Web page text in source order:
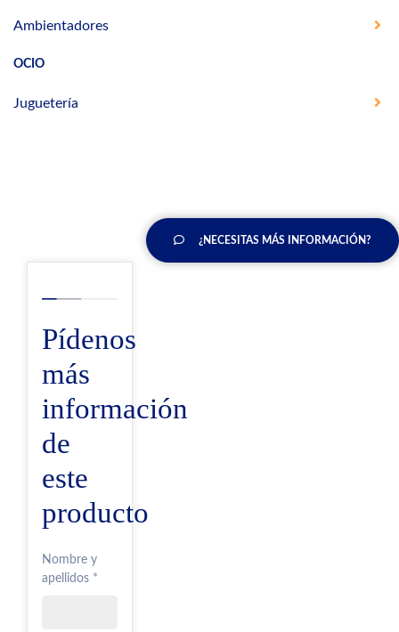
Ambientadores
OCIO
Juguetería
¿NECESITAS MÁS INFORMACIÓN?
Pídenos
más
información
de
este
producto
Nombre y
apellidos *